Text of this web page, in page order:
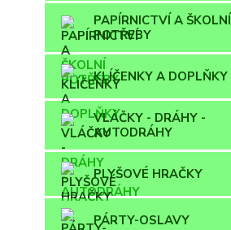
PAPÍRNICTVÍ A ŠKOLNÍ
POTŘEBY
KLÍČENKY A DOPLŇKY
VLÁČKY - DRÁHY -
AUTODRÁHY
PLYŠOVÉ HRAČKY
PÁRTY-OSLAVY